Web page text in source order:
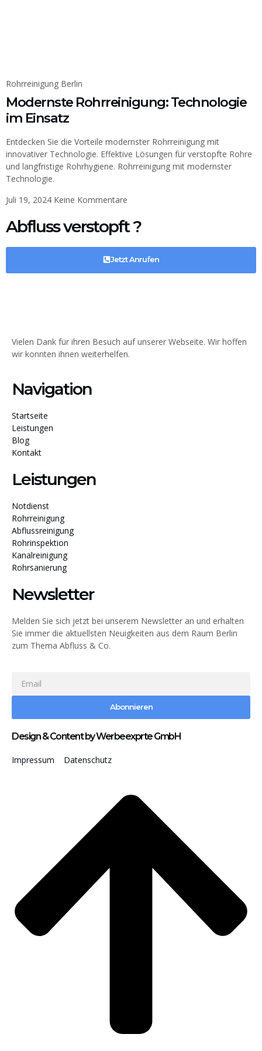
Rohrreinigung Berlin
Modernste Rohrreinigung: Technologie
im Einsatz
Entdecken Sie die Vorteile modernster Rohrreinigung mit
innovativer Technologie. Effektive Lösungen für verstopfte Rohre
und langfristige Rohrhygiene. Rohrreinigung mit modernster
Technologie.
Juli 19, 2024 Keine Kommentare
Abfluss verstopft ?
Jetzt Anrufen
Vielen Dank für ihren Besuch auf unserer Webseite. Wir hoffen
wir konnten ihnen weiterhelfen.
Navigation
Startseite
Leistungen
Blog
Kontakt
Leistungen
Notdienst
Rohrreinigung
Abflussreinigung
Rohrinspektion
Kanalreinigung
Rohrsanierung
Newsletter
Melden Sie sich jetzt bei unserem Newsletter an und erhalten
Sie immer die aktuellsten Neuigkeiten aus dem Raum Berlin
zum Thema Abfluss & Co.
Abonnieren
Design & Content by Werbeexprte GmbH
Impressum Datenschutz